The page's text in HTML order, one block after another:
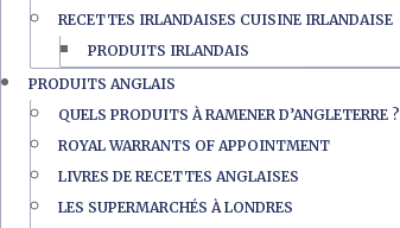
RECETTES IRLANDAISES CUISINE IRLANDAISE
PRODUITS IRLANDAIS
PRODUITS ANGLAIS
QUELS PRODUITS À RAMENER D’ANGLETERRE ?
ROYAL WARRANTS OF APPOINTMENT
LIVRES DE RECETTES ANGLAISES
LES SUPERMARCHÉS À LONDRES